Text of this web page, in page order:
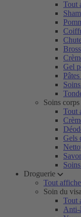
Tout
Gel
Soins corps
Tout
Gels
Droguerie
Tout
Soin du
Tout
Anti-